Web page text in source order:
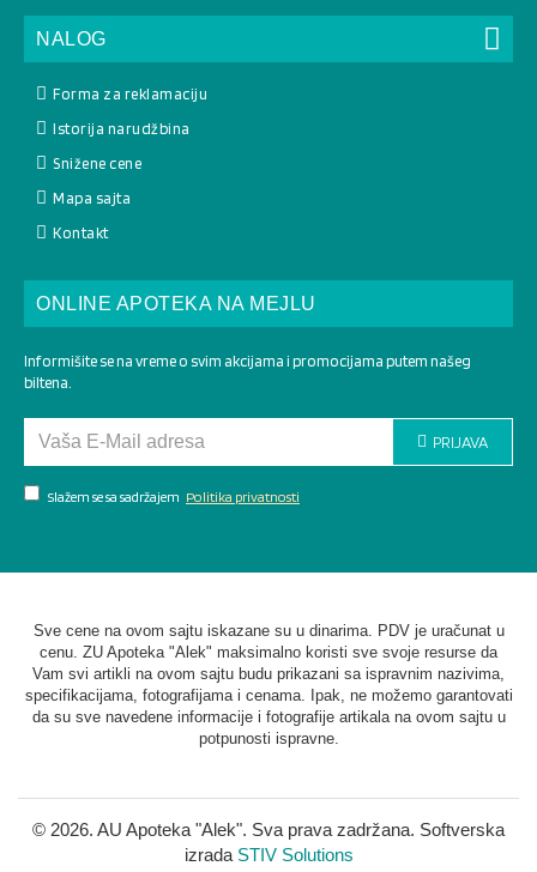
NALOG
Forma za reklamaciju
Istorija narudžbina
Snižene cene
Mapa sajta
Kontakt
ONLINE APOTEKA NA MEJLU
Informišite se na vreme o svim akcijama i promocijama putem našeg
biltena.
PRIJAVA
Slažem se sa sadržajem Politika privatnosti
Sve cene na ovom sajtu iskazane su u dinarima. PDV je uračunat u
cenu. ZU Apoteka "Alek" maksimalno koristi sve svoje resurse da
Vam svi artikli na ovom sajtu budu prikazani sa ispravnim nazivima,
specifikacijama, fotografijama i cenama. Ipak, ne možemo garantovati
da su sve navedene informacije i fotografije artikala na ovom sajtu u
potpunosti ispravne.
© 2026. AU Apoteka "Alek". Sva prava zadržana. Softverska
izrada STIV Solutions